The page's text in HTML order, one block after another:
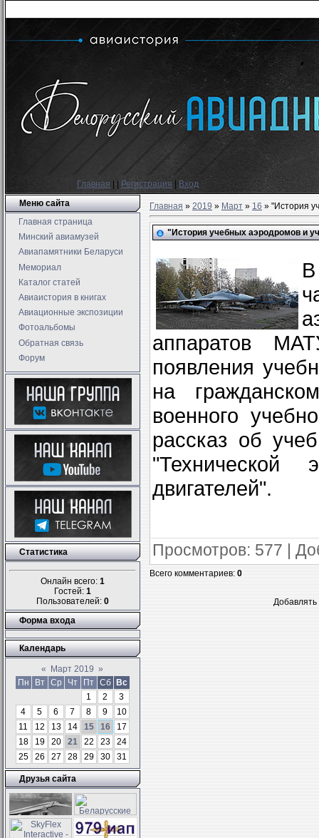
Главная Регистрация
Вход
Меню сайта
Главная страница
Минский авиамузей
Авиапамятники Беларуси
Мемориал
Каталог статей
Авиаистория в книгах
Авиационные экспозиции
Фотоальбомы
Обратная связь
Форум
Статистика
Онлайн всего: 1
Гостей: 1
Пользователей: 0
Форма входа
Календарь
« Март 2019 »
Пн
Вт Ср Чт Пт Сб
Вс
1
2
3
4
5 6 7 8 9
10
11
12 13 14 15 16
17
18
19 20 21 22 23
24
25
26 27 28 29 30 31
Друзья сайта
Главная»2019 » Март » 16» "История
"История учебных аэродромов и
аппаратов
появления
на
военного
рассказ об
"Технической
двигателей".
Просмотров: 577 |
Всего комментариев:0
Добавлять